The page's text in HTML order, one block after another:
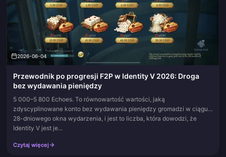
2026-06-04
Przewodnik po progresji F2P w Identity V 2026: Droga
bez wydawania pieniędzy
5 000–5 800 Echoes. To równowartość wartości, jaką
zdyscyplinowane konto bez wydawania pieniędzy gromadzi w ciągu
28-dniowego okna wydarzenia, i jest to liczba, która dowodzi, że
Identity V jest je...
Czytaj więcej